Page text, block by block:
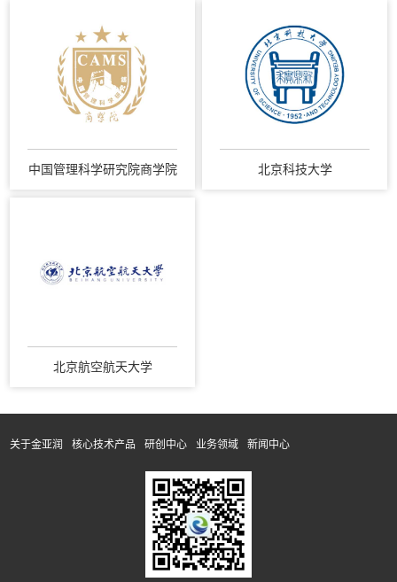
中国管理科学研究院商学院 北京科技大学
北京航空航天大学
关于金亚润 核心技术产品 研创中心 业务领域 新闻中心